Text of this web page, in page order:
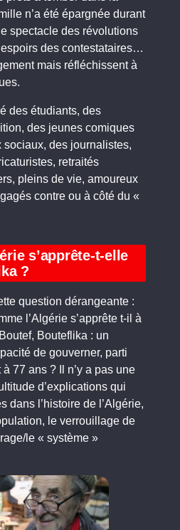
n’a été épargnée durant
spectacle des révolutions
des contestataires…
mais réfléchissent à
des étudiants, des
des jeunes comiques
sociaux, des journalistes,
retraités
pleins de vie, amoureux
contre ou à côté du «
s’apprête-t-elle
?
question dérangeante :
l’Algérie s’apprête t-il à
Bouteflika : un
de gouverner, parti
à 77 ans ? Il n’y a pas une
d’explications qui
dans l’histoire de l’Algérie,
le verrouillage de
le « système »